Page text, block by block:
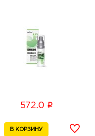
572.0 i